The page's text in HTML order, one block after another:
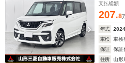
支払総額
207.8
年式 2024
車検
車検
保証
保証
住所
山形